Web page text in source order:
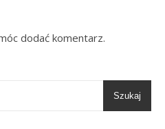
dodać komentarz.
Szukaj